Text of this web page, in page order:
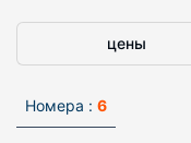
цены
Номера : 6